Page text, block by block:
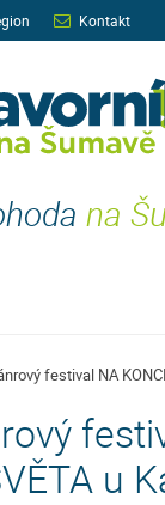
Kontakt
na
festival NA
u